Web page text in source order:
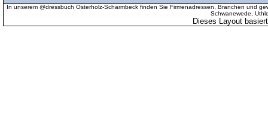
In unserem @dressbuch Osterholz-Scharmbeck finden Sie Firmenadressen, Branchen und
Schwanewede,
Dieses Layout